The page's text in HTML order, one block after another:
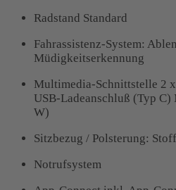
Radstand Standard
Fahrassistenz-System:
Müdigkeitserkennung
Multimedia-Schnittstelle 2
USB-Ladeanschluß (Typ
W)
Sitzbezug / Polsterung:
Notrufsystem